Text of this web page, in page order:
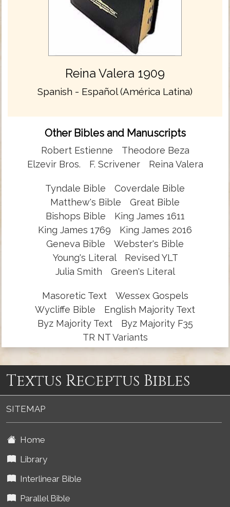
Reina Valera 1909
Spanish - Español (América Latina)
Other Bibles and Manuscripts
Robert Estienne
Theodore Beza
Elzevir Bros.
F. Scrivener Reina Valera
Tyndale Bible
Coverdale Bible
Matthew's Bible
Great Bible
Bishops Bible
King James 1611
King James 1769
King James 2016
Geneva Bible
Webster's Bible
Young's Literal
Revised YLT
Julia Smith
Green's Literal
Masoretic Text
Wessex Gospels
Wycliffe Bible
English Majority Text
Byz Majority Text
Byz Majority F35
TR NT Variants
Textus Receptus Bibles
SITEMAP
Home
Library
Interlinear Bible
Parallel Bible